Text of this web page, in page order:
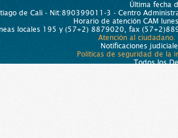
Última fecha
de Cali - Nit:890399011-3 - Centro
Horario de atención CAM
locales 195 y (57+2) 8879020, fax
Atención al ciudadano.
Notificaciones
Políticas de seguridad de la
Todos los